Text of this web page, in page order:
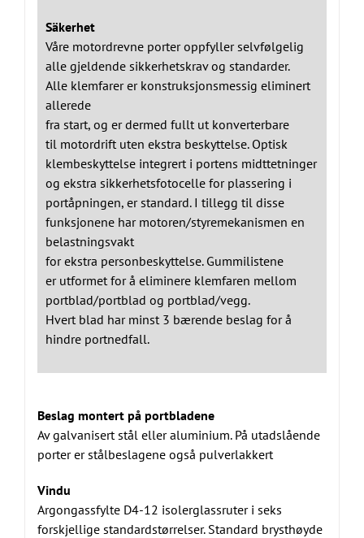
Säkerhet
Våre motordrevne porter oppfyller selvfølgelig
alle gjeldende sikkerhetskrav og standarder.
Alle klemfarer er konstruksjonsmessig eliminert
allerede
fra start, og er dermed fullt ut konverterbare
til motordrift uten ekstra beskyttelse. Optisk
klembeskyttelse integrert i portens midttetninger
og ekstra sikkerhetsfotocelle for plassering i
portåpningen, er standard. I tillegg til disse
funksjonene har motoren/styremekanismen en
belastningsvakt
for ekstra personbeskyttelse. Gummilistene
er utformet for å eliminere klemfaren mellom
portblad/portblad og portblad/vegg.
Hvert blad har minst 3 bærende beslag for å
hindre portnedfall.
Beslag montert på portbladene
Av galvanisert stål eller aluminium. På utadslående
porter er stålbeslagene også pulverlakkert
Vindu
Argongassfylte D4-12 isolerglassruter i seks
forskjellige standardstørrelser. Standard brysthøyde